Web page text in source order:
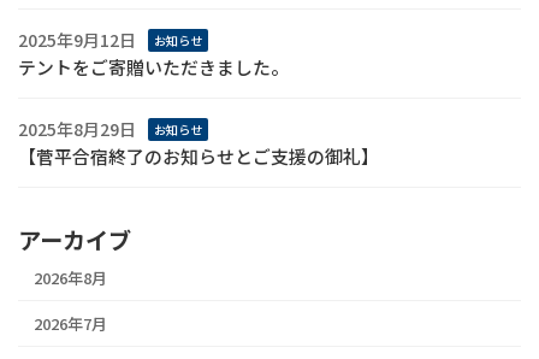
2025年9月12日 お知らせ
テントをご寄贈いただきました。
2025年8月29日 お知らせ
【菅平合宿終了のお知らせとご支援の御礼】
アーカイブ
2026年8月
2026年7月